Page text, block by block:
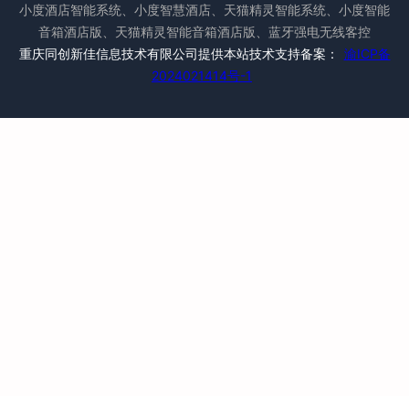
小度酒店智能系统、小度智慧酒店、天猫精灵智能系统、小度智能
音箱酒店版、天猫精灵智能音箱酒店版、蓝牙强电无线客控
重庆同创新佳信息技术有限公司提供本站技术支持备案：
渝ICP备
2024021414号-1